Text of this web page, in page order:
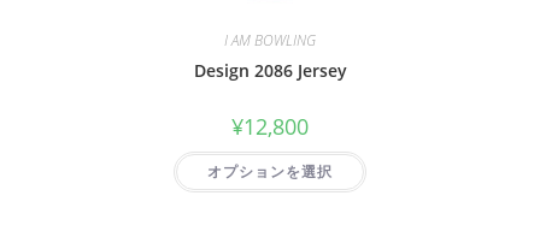
I AM BOWLING
Design 2086 Jersey
¥12,800
オプションを選択